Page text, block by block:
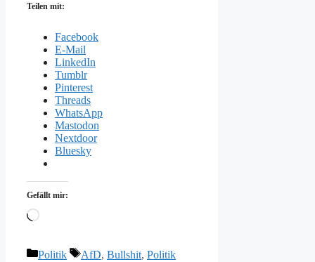
Teilen mit:
Facebook
E-Mail
LinkedIn
Tumblr
Pinterest
Threads
WhatsApp
Mastodon
Nextdoor
Bluesky
Gefällt mir:
Wird
Kategorien
Politik Schlagwörter
AfD, Bullshit, Politik